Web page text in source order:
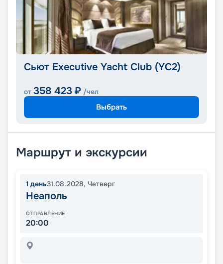
Сьют Executive Yacht Club (YC2)
от 358 423 ₽ /чел
Выбрать
Маршрут и экскурсии
1 день31.08.2028, Четверг
Неаполь
ОТПРАВЛЕНИЕ
20:00